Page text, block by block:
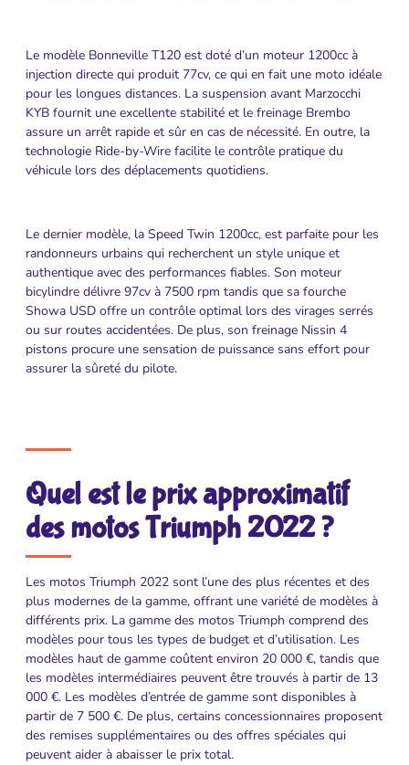
Le modèle Bonneville T120 est doté d’un moteur 1200cc à
injection directe qui produit 77cv, ce qui en fait une moto idéale
pour les longues distances. La suspension avant Marzocchi
KYB fournit une excellente stabilité et le freinage Brembo
assure un arrêt rapide et sûr en cas de nécessité. En outre, la
technologie Ride-by-Wire facilite le contrôle pratique du
véhicule lors des déplacements quotidiens.
Le dernier modèle, la Speed Twin 1200cc, est parfaite pour les
randonneurs urbains qui recherchent un style unique et
authentique avec des performances fiables. Son moteur
bicylindre délivre 97cv à 7500 rpm tandis que sa fourche
Showa USD offre un contrôle optimal lors des virages serrés
ou sur routes accidentées. De plus, son freinage Nissin 4
pistons procure une sensation de puissance sans effort pour
assurer la sûreté du pilote.
Quel est le prix approximatif
des motos Triumph 2022 ?
Les motos Triumph 2022 sont l’une des plus récentes et des
plus modernes de la gamme, offrant une variété de modèles à
différents prix. La gamme des motos Triumph comprend des
modèles pour tous les types de budget et d’utilisation. Les
modèles haut de gamme coûtent environ 20 000 €, tandis que
les modèles intermédiaires peuvent être trouvés à partir de 13
000 €. Les modèles d’entrée de gamme sont disponibles à
partir de 7 500 €. De plus, certains concessionnaires proposent
des remises supplémentaires ou des offres spéciales qui
peuvent aider à abaisser le prix total.